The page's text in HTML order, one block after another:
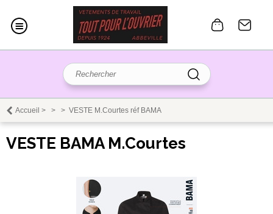
Accueil > > > VESTE M.Courtes réf BAMA
VESTE BAMA M.Courtes